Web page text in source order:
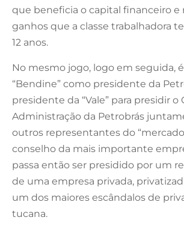
que beneficia o capital financeiro e
ganhos que a classe trabalhadora
12 anos.
No mesmo jogo, logo em seguida,
“Bendine” como presidente da
presidente da “Vale” para presidir o
Administração da Petrobrás
outros representantes do
conselho da mais importante
passa então ser presidido por um
de uma empresa privada,
um dos maiores escândalos de
tucana.